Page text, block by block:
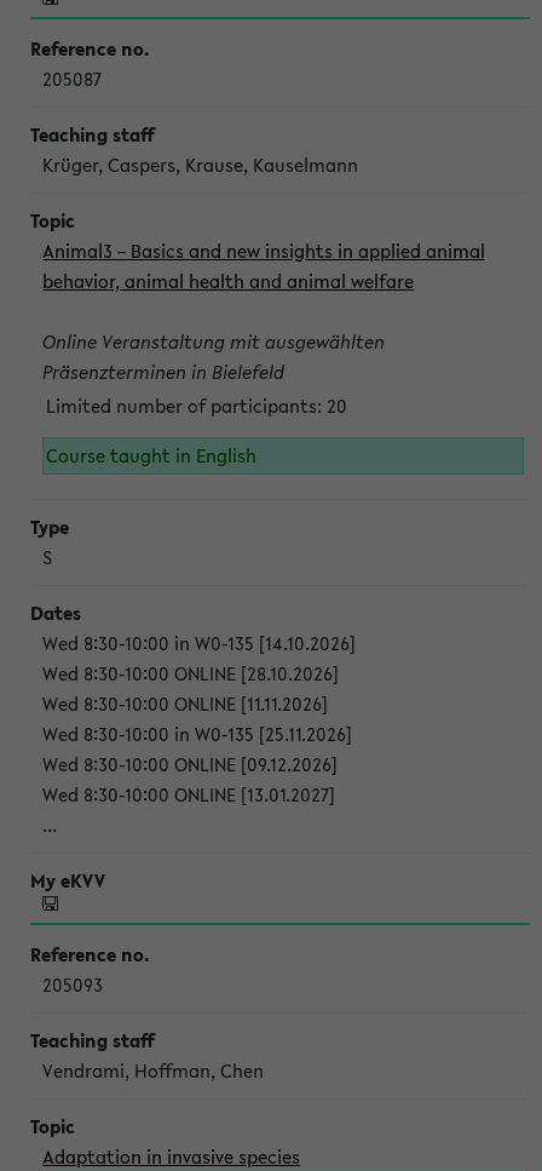
205087
Krüger, Caspers, Krause, Kauselmann
Animal3 – Basics and new insights in applied animal
behavior, animal health and animal welfare
Online Veranstaltung mit ausgewählten
Präsenzterminen in Bielefeld
Limited number of participants: 20
Course taught in English
S
Wed 8:30-10:00 in W0-135 [14.10.2026]
Wed 8:30-10:00 ONLINE [28.10.2026]
Wed 8:30-10:00 ONLINE [11.11.2026]
Wed 8:30-10:00 in W0-135 [25.11.2026]
Wed 8:30-10:00 ONLINE [09.12.2026]
Wed 8:30-10:00 ONLINE [13.01.2027]
...
205093
Vendrami, Hoffman, Chen
Adaptation in invasive species